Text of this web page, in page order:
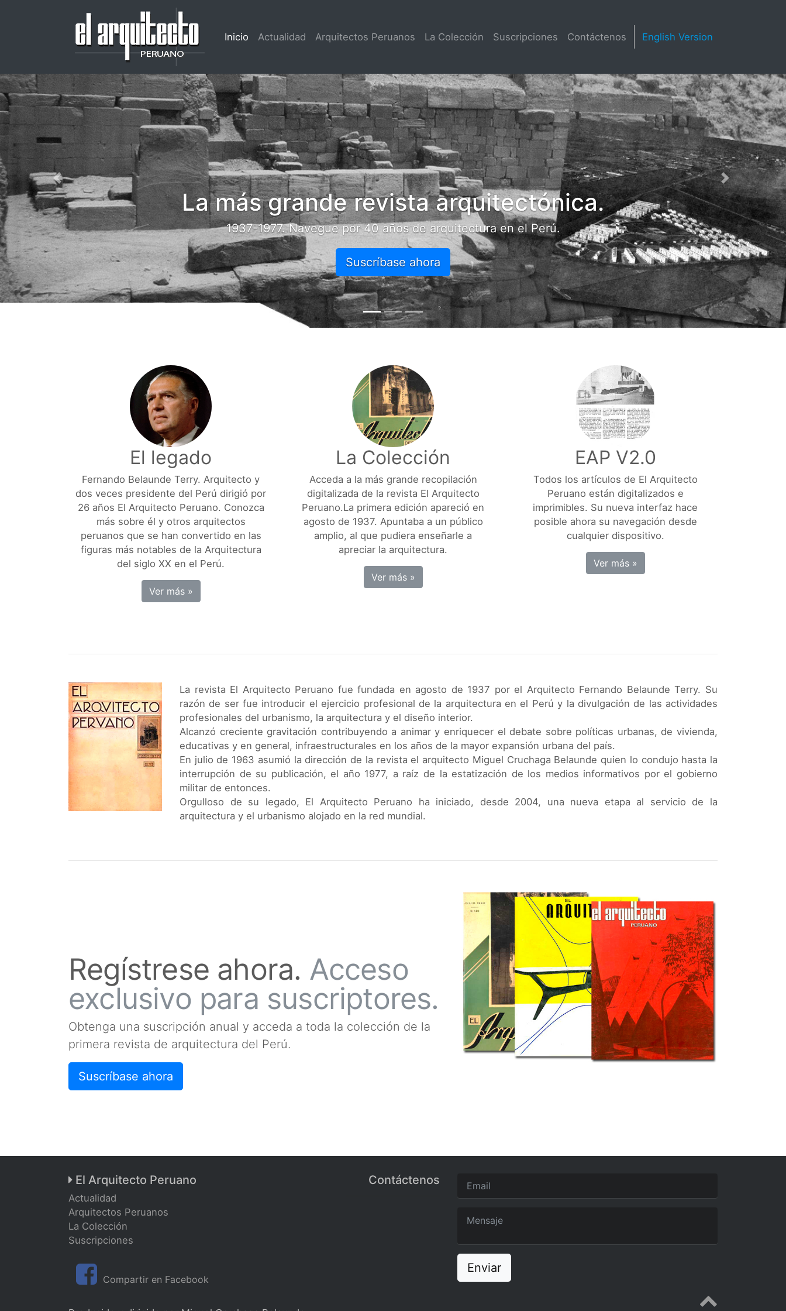
Inicio (current)
Actualidad Arquitectos Peruanos La Colección Suscripciones Contáctenos English Version
grande revista arquitectónica.
1937-1977. Navegue por 40 años de arquitectura en el Perú.
Suscríbase ahora
Descubra a
Previous Next
El legado
Fernando Belaunde Terry. Arquitecto y
dos veces presidente del Perú dirigió por
26 años El Arquitecto Peruano. Conozca
más sobre él y otros arquitectos
peruanos que se han convertido en las
figuras más notables de la Arquitectura
del siglo XX en el Perú.
Ver más »
La Colección
Acceda a la más grande recopilación
digitalizada de la revista El Arquitecto
Peruano.La primera edición apareció en
agosto de 1937. Apuntaba a un público
amplio, al que pudiera enseñarle a
apreciar la arquitectura.
Ver más »
EAP V2.0
Todos los artículos de El Arquitecto
Peruano están digitalizados e
imprimibles. Su nueva interfaz hace
posible ahora su navegación desde
cualquier dispositivo.
Ver más »
La revista El Arquitecto Peruano fue fundada en agosto de 1937 por el Arquitecto Fernando Belaunde Terry. Su
razón de ser fue introducir el ejercicio profesional de la arquitectura en el Perú y la divulgación de las actividades
profesionales del urbanismo, la arquitectura y el diseño interior.
Alcanzó creciente gravitación contribuyendo a animar y enriquecer el debate sobre políticas urbanas, de vivienda,
educativas y en general, infraestructurales en los años de la mayor expansión urbana del país.
En julio de 1963 asumió la dirección de la revista el arquitecto Miguel Cruchaga Belaunde quien lo condujo hasta la
interrupción de su publicación, el año 1977, a raíz de la estatización de los medios informativos por el gobierno
militar de entonces.
Orgulloso de su legado, El Arquitecto Peruano ha iniciado, desde 2004, una nueva etapa al servicio de la
arquitectura y el urbanismo alojado en la red mundial.
Regístrese ahora. Acceso
exclusivo para suscriptores.
Obtenga una suscripción anual y acceda a toda la colección de la
primera revista de arquitectura del Perú.
Suscríbase ahora
El Arquitecto Peruano
Actualidad
Arquitectos Peruanos
La Colección
Suscripciones
Compartir en Facebook
Contáctenos
Enviar